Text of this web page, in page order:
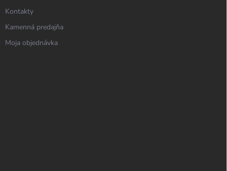
Kontakty
Kamenná predajňa
Moja objednávka